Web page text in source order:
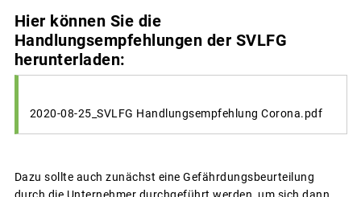
Hier können Sie die
Handlungsempfehlungen der SVLFG
herunterladen:
2020-08-25_SVLFG Handlungsempfehlung Corona.pdf
Dazu sollte auch zunächst eine Gefährdungsbeurteilung